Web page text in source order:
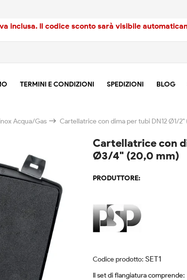
inclusa. Il codice sconto sarà visibile
TERMINI E CONDIZIONI SPEDIZIONI BLOG
Acqua/Gas Cartellatrice con dima per tubi DN12 Ø1/
Cartellatrice con
Ø3/4" (20,0 mm)
PRODUTTORE:
Codice prodotto: SET1
Il set di flangiatura comprende: